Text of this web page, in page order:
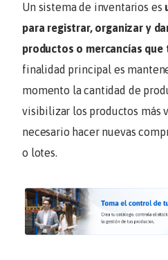
Un sistema de inventarios es
para registrar, organizar y
productos o mercancías que
finalidad principal es
momento la cantidad de
visibilizar los productos más
necesario hacer nuevas
o lotes.